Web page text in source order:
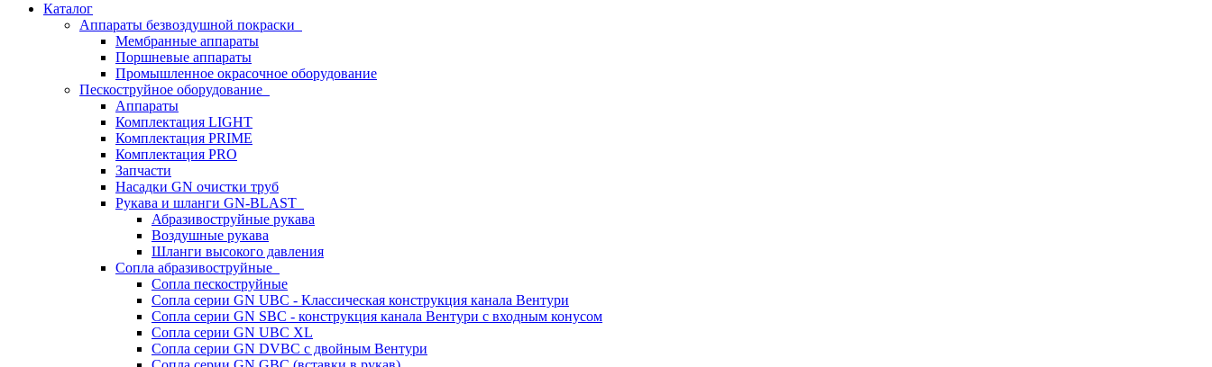
Каталог
Аппараты безвоздушной покраски
Мембранные аппараты
Поршневые аппараты
Промышленное окрасочное оборудование
Пескоструйное оборудование
Аппараты
Комплектация LIGHT
Комплектация PRIME
Комплектация PRO
Запчасти
Насадки GN очистки труб
Рукава и шланги GN-BLAST
Абразивоструйные рукава
Воздушные рукава
Шланги высокого давления
Сопла абразивоструйные
Сопла пескоструйные
Сопла серии GN UBC - Классическая конструкция канала Вентури
Сопла серии GN SBC - конструкция канала Вентури c входным конусом
Сопла серии GN UBC XL
Сопла серии GN DVBC с двойным Вентури